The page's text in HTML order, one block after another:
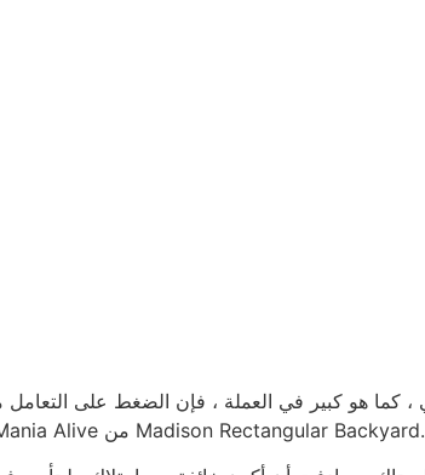
إلى قاعة Kitchener التذكارية الجديدة لتجربة الدائرة النهائية ، WrestleMania Alive من Madison Rectangular Backyard.